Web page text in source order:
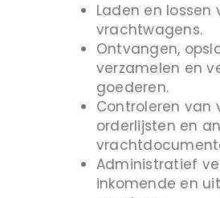
Laden en lossen
vrachtwagens.
Ontvangen,
verzamelen en
goederen.
Controleren van
orderlijsten en
Administratief
inkomende en